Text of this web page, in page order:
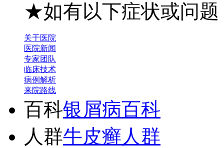
★如有以下症状或问
关于医院
医院新闻
专家团队
临床技术
病例解析
来院路线
百科银屑病百科
人群牛皮癣人群